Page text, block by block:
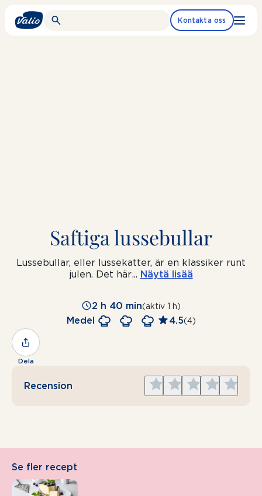
Kontakta oss
Saftiga lussebullar
Lussebullar, eller lussekatter, är en klassiker runt
julen. Det här... Näytä lisää
2 h 40 min(aktiv 1 h)
Medel 4.5(4)
Dela
Recension
Give
5
Give
4
Give
3
Give
2
Give
1
Se fler recept